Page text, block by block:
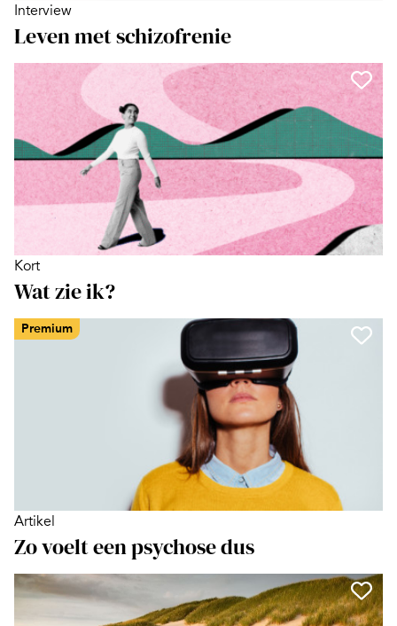
Interview
Leven met schizofrenie
Kort
Wat zie ik?
Premium
Artikel
Zo voelt een psychose dus